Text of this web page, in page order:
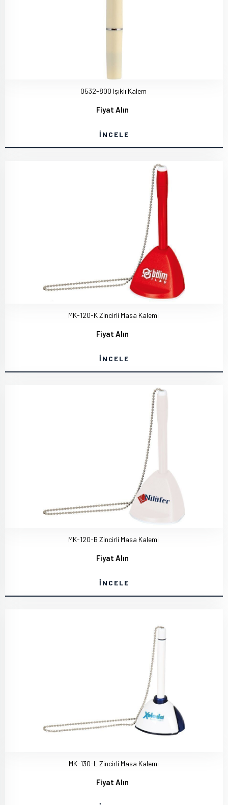
0532-800 Işıklı Kalem
Fiyat Alın
İNCELE
MK-120-K Zincirli Masa Kalemi
Fiyat Alın
İNCELE
MK-120-B Zincirli Masa Kalemi
Fiyat Alın
İNCELE
MK-130-L Zincirli Masa Kalemi
Fiyat Alın